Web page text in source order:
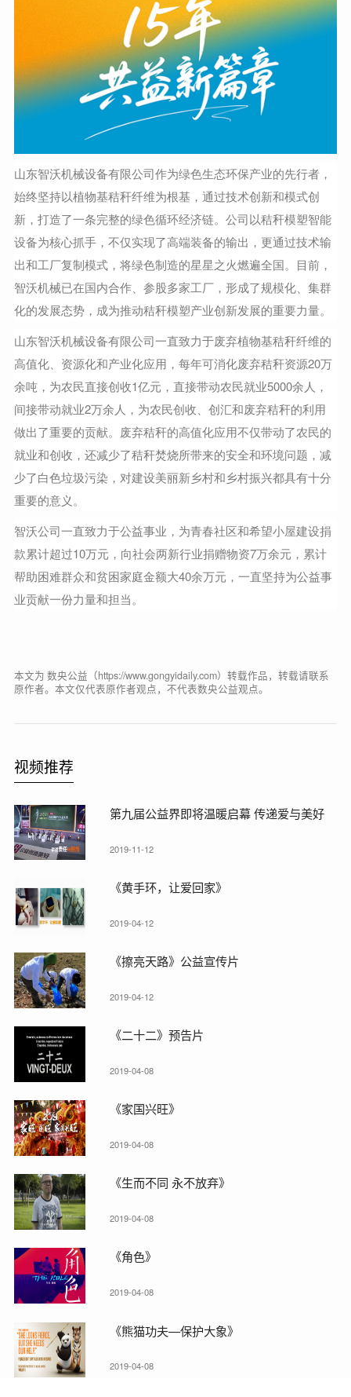
山东智沃机械设备有限公司作为绿色生态环保产业的先行者，
始终坚持以植物基秸秆纤维为根基，通过技术创新和模式创
新，打造了一条完整的绿色循环经济链。公司以秸秆模塑智能
设备为核心抓手，不仅实现了高端装备的输出，更通过技术输
出和工厂复制模式，将绿色制造的星星之火燃遍全国。目前，
智沃机械已在国内合作、参股多家工厂，形成了规模化、集群
化的发展态势，成为推动秸秆模塑产业创新发展的重要力量。
山东智沃机械设备有限公司一直致力于废弃植物基秸秆纤维的
高值化、资源化和产业化应用，每年可消化废弃秸秆资源20万
余吨，为农民直接创收1亿元，直接带动农民就业5000余人，
间接带动就业2万余人，为农民创收、创汇和废弃秸秆的利用
做出了重要的贡献。废弃秸秆的高值化应用不仅带动了农民的
就业和创收，还减少了秸秆焚烧所带来的安全和环境问题，减
少了白色垃圾污染，对建设美丽新乡村和乡村振兴都具有十分
重要的意义。
智沃公司一直致力于公益事业，为青春社区和希望小屋建设捐
款累计超过10万元，向社会两新行业捐赠物资7万余元，累计
帮助困难群众和贫困家庭金额大40余万元，一直坚持为公益事
业贡献一份力量和担当。
本文为 数央公益（https://www.gongyidaily.com）转载作品，转载请联系
原作者。本文仅代表原作者观点，不代表数央公益观点。
视频推荐
第九届公益界即将温暖启幕 传递爱与美好
2019-11-12
《黄手环，让爱回家》
2019-04-12
《擦亮天路》公益宣传片
2019-04-12
《二十二》预告片
2019-04-08
《家国兴旺》
2019-04-08
《生而不同 永不放弃》
2019-04-08
《角色》
2019-04-08
《熊猫功夫—保护大象》
2019-04-08